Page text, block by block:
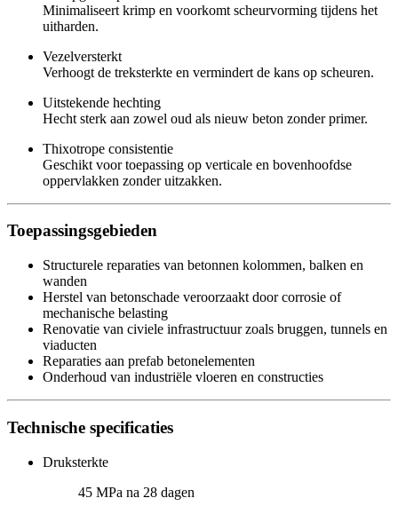
Minimaliseert krimp en voorkomt scheurvorming tijdens het
uitharden.
Vezelversterkt
Verhoogt de treksterkte en vermindert de kans op scheuren.
Uitstekende hechting
Hecht sterk aan zowel oud als nieuw beton zonder primer.
Thixotrope consistentie
Geschikt voor toepassing op verticale en bovenhoofdse
oppervlakken zonder uitzakken.
Toepassingsgebieden
Structurele reparaties van betonnen kolommen, balken en
wanden
Herstel van betonschade veroorzaakt door corrosie of
mechanische belasting
Renovatie van civiele infrastructuur zoals bruggen, tunnels en
viaducten
Reparaties aan prefab betonelementen
Onderhoud van industriële vloeren en constructies
Technische specificaties
Druksterkte
45 MPa na 28 dagen